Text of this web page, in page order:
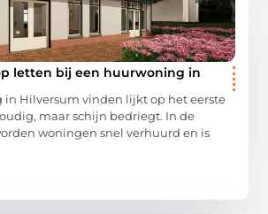
letten bij een huurwoning in
in Hilversum vinden lijkt op het eerste
maar schijn bedriegt. In de
woningen snel verhuurd en is